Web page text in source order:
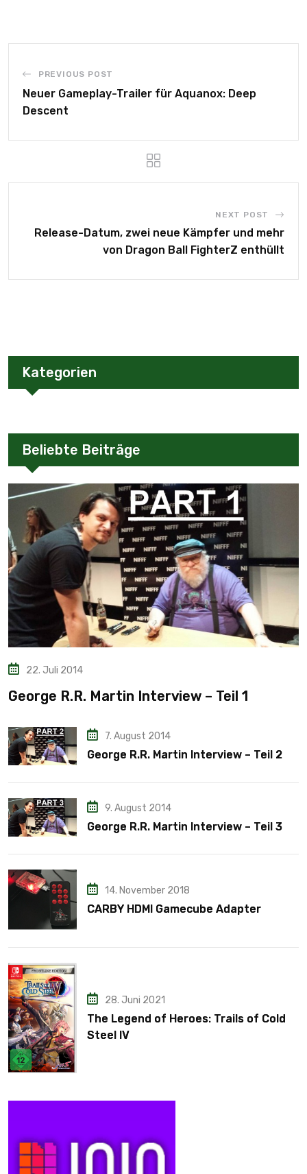
PREVIOUS POST
Neuer Gameplay-Trailer für Aquanox: Deep
Descent
NEXT POST
Release-Datum, zwei neue Kämpfer und mehr
von Dragon Ball FighterZ enthüllt
Kategorien
Beliebte Beiträge
22. Juli 2014
George R.R. Martin Interview – Teil 1
7. August 2014
George R.R. Martin Interview – Teil 2
9. August 2014
George R.R. Martin Interview – Teil 3
14. November 2018
CARBY HDMI Gamecube Adapter
28. Juni 2021
The Legend of Heroes: Trails of Cold
Steel IV